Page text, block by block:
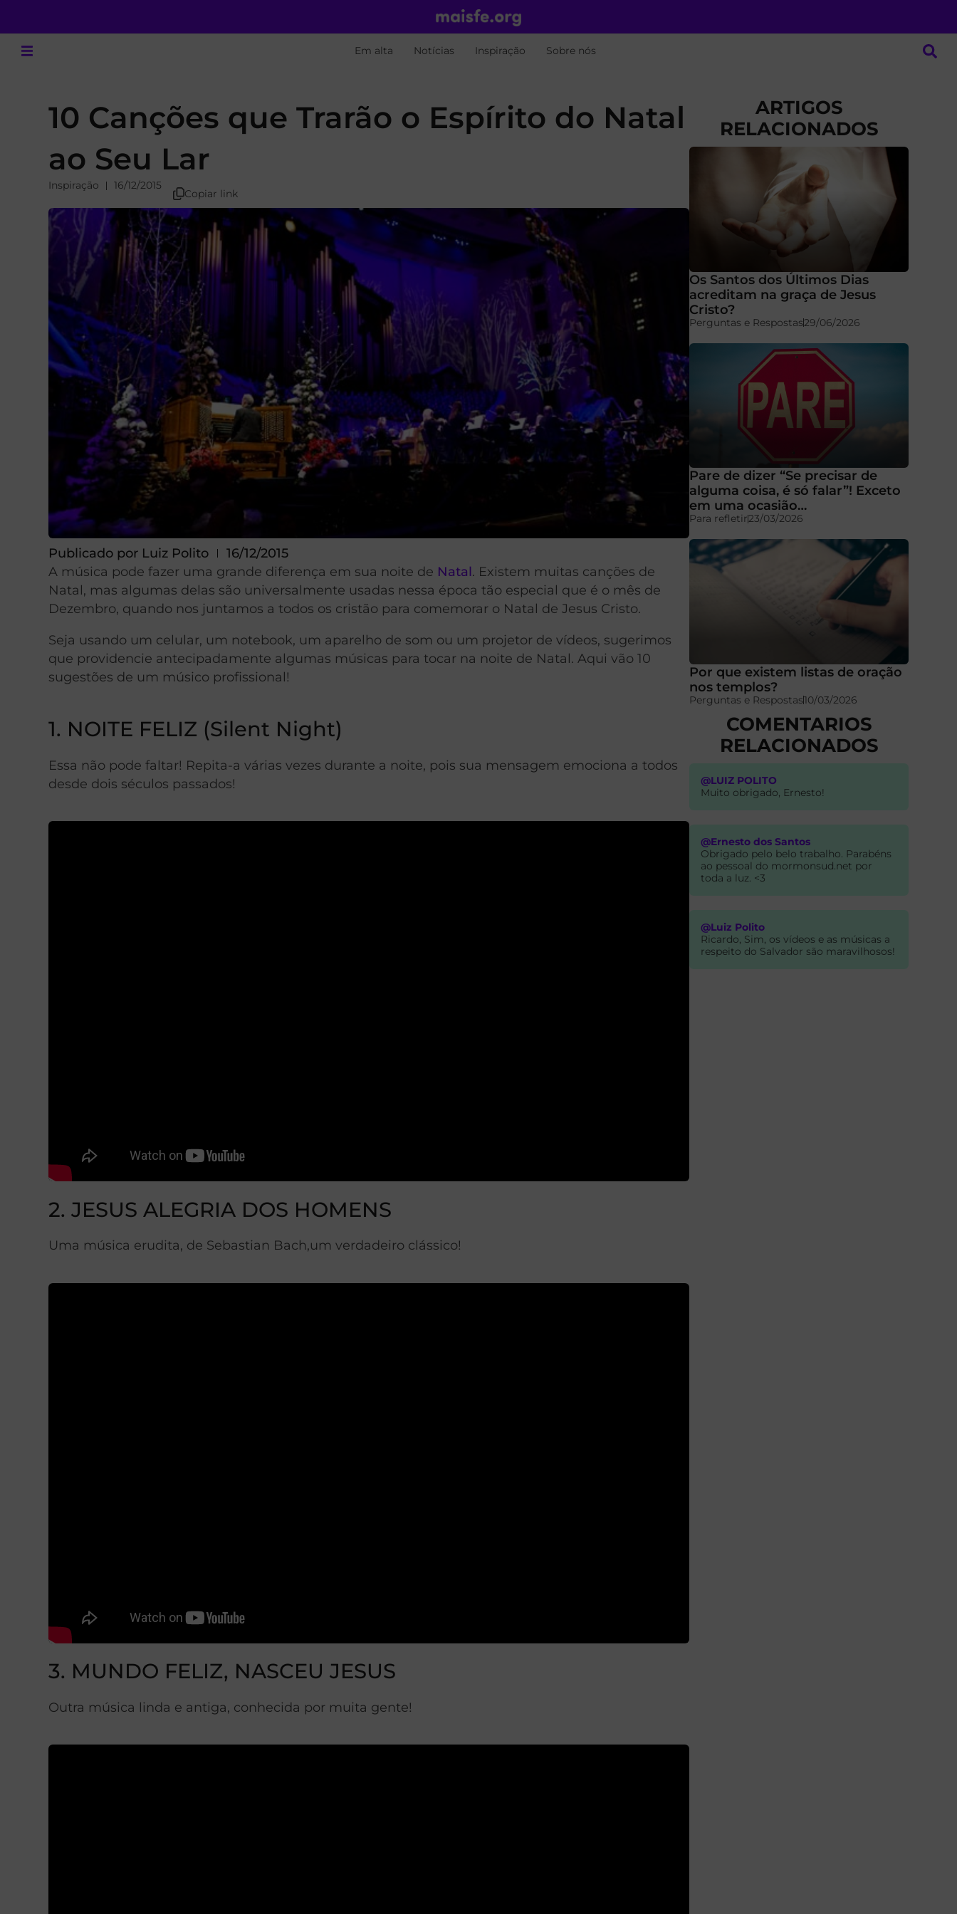
Em alta Notícias Inspiração Sobre nós
10 Canções que Trarão o Espírito do Natal
ao Seu Lar
Inspiração 16/12/2015
Copiar link
Publicado por Luiz Polito
16/12/2015
A música pode fazer uma grande diferença em sua noite de Natal. Existem muitas canções de
Natal, mas algumas delas são universalmente usadas nessa época tão especial que é o mês de
Dezembro, quando nos juntamos a todos os cristão para comemorar o Natal de Jesus Cristo.
Seja usando um celular, um notebook, um aparelho de som ou um projetor de vídeos, sugerimos
que providencie antecipadamente algumas músicas para tocar na noite de Natal. Aqui vão 10
sugestões de um músico profissional!
1. NOITE FELIZ (Silent Night)
Essa não pode faltar! Repita-a várias vezes durante a noite, pois sua mensagem emociona a todos
desde dois séculos passados!
2. JESUS ALEGRIA DOS HOMENS
Uma música erudita, de Sebastian Bach,um verdadeiro clássico!
3. MUNDO FELIZ, NASCEU JESUS
Outra música linda e antiga, conhecida por muita gente!
ARTIGOS
RELACIONADOS
Os Santos dos Últimos Dias
acreditam na graça de Jesus
Cristo?
Perguntas e Respostas29/06/2026
Pare de dizer “Se precisar de
alguma coisa, é só falar”! Exceto
em uma ocasião…
Para refletir23/03/2026
Por que existem listas de oração
nos templos?
Perguntas e Respostas10/03/2026
COMENTARIOS
RELACIONADOS
@LUIZ POLITO
Muito obrigado, Ernesto!
@Ernesto dos Santos
Obrigado pelo belo trabalho. Parabéns
ao pessoal do mormonsud.net por
toda a luz. <3
@Luiz Polito
Ricardo, Sim, os vídeos e as músicas a
respeito do Salvador são maravilhosos!